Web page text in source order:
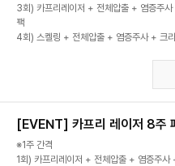
3회) 카프리레이저 + 전체압출 + 염증주
팩
4회) 스켈링 + 전체압출 + 염증주사 + 크
[EVENT] 카프리 레이저 8주
※1주 간격
1회) 카프리레이저 + 전체압출 + 염증주